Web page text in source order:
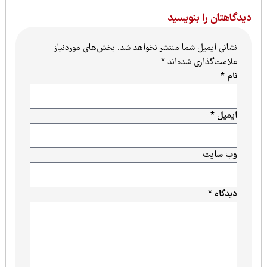
را بنویسید
نشانی ایمیل شما منتشر نخواهد شد.بخش‌های موردنیاز
علامت‌گذاری شده‌اند*
دیدگاه*
ایمیل*
وب‌ سایت